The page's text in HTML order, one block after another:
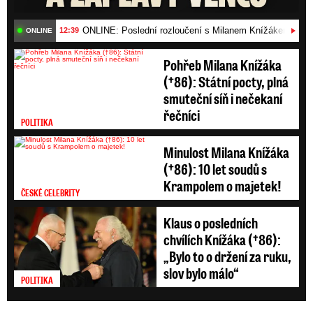
ONLINE 12:39 ONLINE: Poslední rozloučení s Milanem Knížákem
POLITIKA
Pohřeb Milana Knížáka
(†86): Státní pocty, plná
smuteční síň i nečekaní
řečníci
ČESKÉ CELEBRITY
Minulost Milana Knížáka
(†86): 10 let soudů s
Krampolem o majetek!
POLITIKA
Klaus o posledních
chvílích Knížáka (†86):
„Bylo to o držení za ruku,
slov bylo málo“